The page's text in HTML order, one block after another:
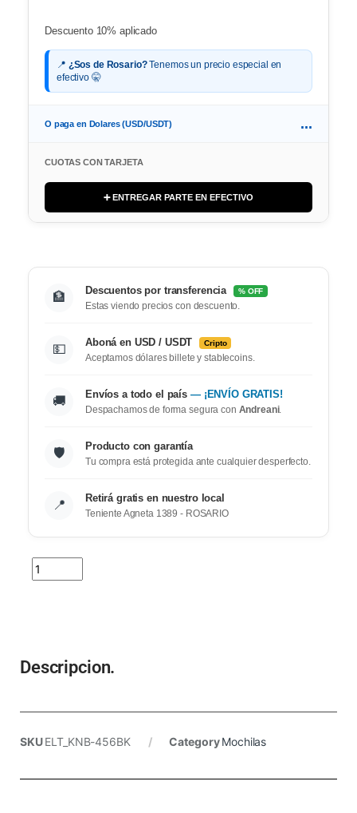
Descuento 10% aplicado
📍 ¿Sos de Rosario?Tenemos un precio especial en
efectivo 🤫
O paga en Dolares (USD/USDT) ...
CUOTAS CON TARJETA
➕ ENTREGAR PARTE EN EFECTIVO
🏦 Descuentos por transferencia % OFF
Estas viendo precios con descuento.
💵 Aboná en USD / USDT Cripto
Aceptamos dólares billete y stablecoins.
🚚 Envíos a todo el país — ¡ENVÍO GRATIS!
Despachamos de forma segura con Andreani.
🛡️ Producto con garantía
Tu compra está protegida ante cualquier desperfecto.
📍 Retirá gratis en nuestro local
Teniente Agneta 1389 - ROSARIO
Descripcion.
SKUELT_KNB-456BK Category Mochilas